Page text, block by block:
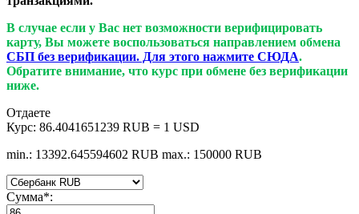
В случае если у Вас нет возможности верифицировать
карту, Вы можете воспользоваться направлением обмена
СБП без верификации. Для этого нажмите СЮДА.
Обратите внимание, что курс при обмене без верификации
ниже.
Отдаете
Курс: 86.4041651239 RUB = 1 USD
min.: 13392.645594602 RUB max.: 150000 RUB
Сумма*: